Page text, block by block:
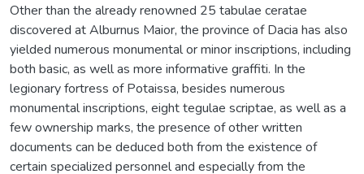
Other than the already renowned 25 tabulae ceratae
discovered at Alburnus Maior, the province of Dacia has also
yielded numerous monumental or minor inscriptions, including
both basic, as well as more informative graffiti. In the
legionary fortress of Potaissa, besides numerous
monumental inscriptions, eight tegulae scriptae, as well as a
few ownership marks, the presence of other written
documents can be deduced both from the existence of
certain specialized personnel and especially from the